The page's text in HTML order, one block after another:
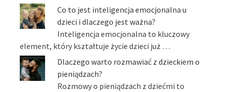
Co to jest inteligencja emocjonalna u
dzieci i dlaczego jest ważna?
Inteligencja emocjonalna to kluczowy
element, który kształtuje życie dzieci już …
Dlaczego warto rozmawiać z dzieckiem o
pieniądzach?
Rozmowy o pieniądzach z dziećmi to